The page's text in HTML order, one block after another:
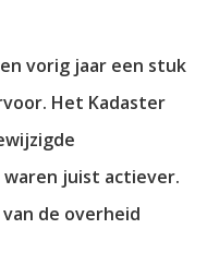
vorig jaar een stuk
Het Kadaster
juist actiever.
de overheid